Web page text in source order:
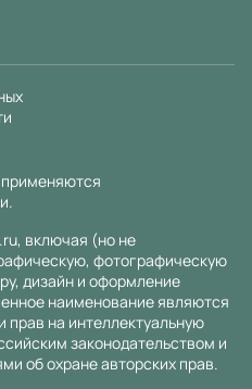
.
включая (но не
фотографическую
дизайн и оформление
наименование являются
прав на интеллектуальную
законодательством и
об охране авторских прав.